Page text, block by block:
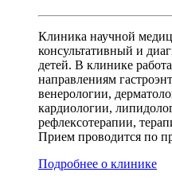
Клиника научной
консультативный и
детей. В клинике
направлениям
венерологии,
кардиологии,
рефлексотерапии,
Прием проводится по
Подробнее о клинике